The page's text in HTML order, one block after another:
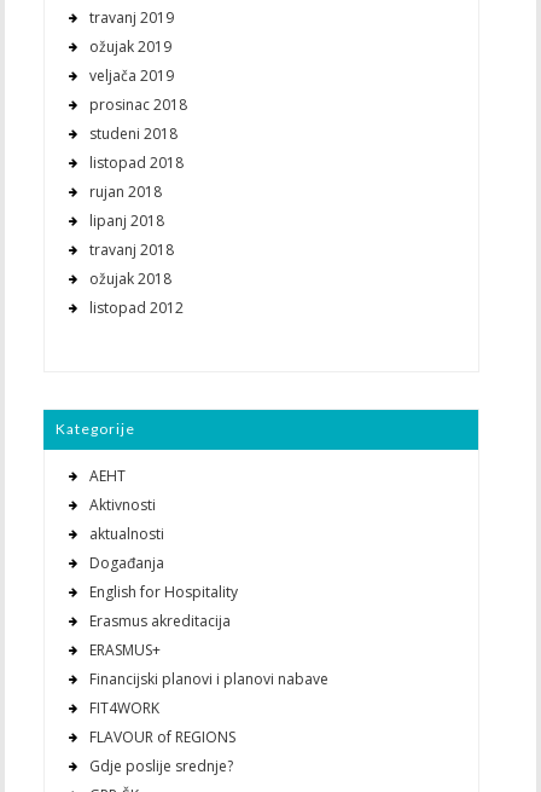
travanj 2019
ožujak 2019
veljača 2019
prosinac 2018
studeni 2018
listopad 2018
rujan 2018
lipanj 2018
travanj 2018
ožujak 2018
listopad 2012
Kategorije
AEHT
Aktivnosti
aktualnosti
Događanja
English for Hospitality
Erasmus akreditacija
ERASMUS+
Financijski planovi i planovi nabave
FIT4WORK
FLAVOUR of REGIONS
Gdje poslije srednje?